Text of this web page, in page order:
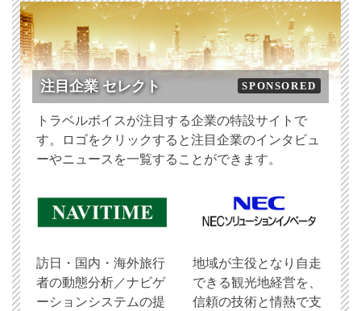
注目企業 セレクト SPONSORED
トラベルボイスが注目する企業の特設サイトで
す。ロゴをクリックすると注目企業のインタビュ
ーやニュースを一覧することができます。
訪日・国内・海外旅行
者の動態分析／ナビゲ
ーションシステムの提
地域が主役となり自走
できる観光地経営を、
信頼の技術と情熱で支